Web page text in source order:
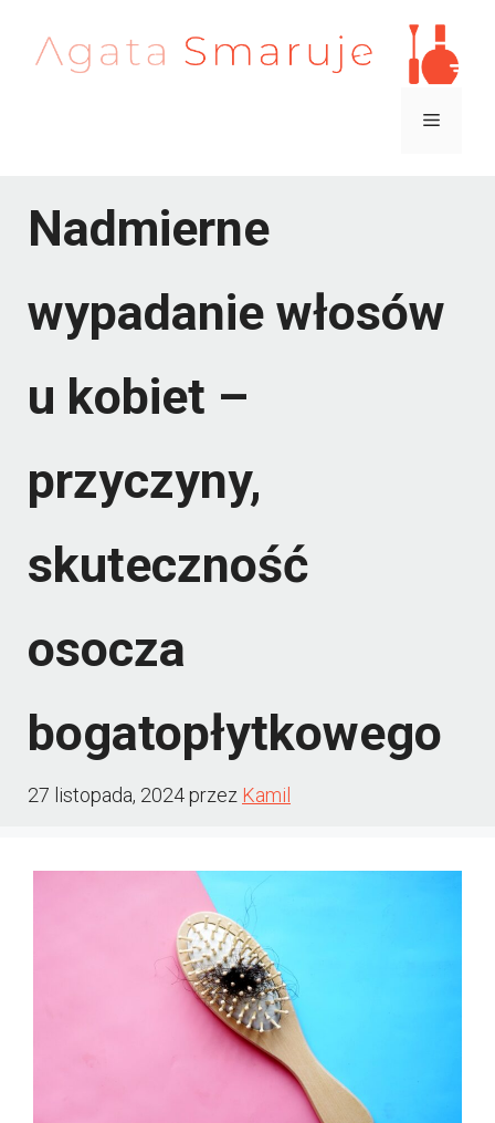
Menu
Nadmierne
wypadanie włosów
u kobiet –
przyczyny,
skuteczność
osocza
bogatopłytkowego
27 listopada, 2024przez Kamil